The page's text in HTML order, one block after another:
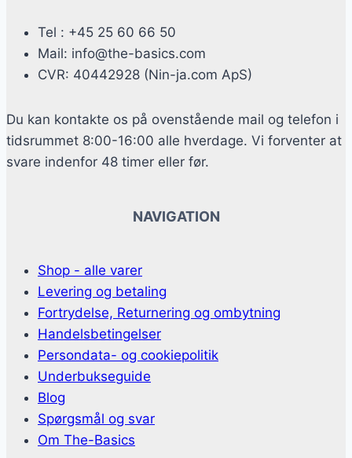
Tel : +45 25 60 66 50
Mail: info@the-basics.com
CVR: 40442928 (Nin-ja.com ApS)
Du kan kontakte os på ovenstående mail og telefon i
tidsrummet 8:00-16:00 alle hverdage. Vi forventer at
svare indenfor 48 timer eller før.
NAVIGATION
Shop - alle varer
Levering og betaling
Fortrydelse, Returnering og ombytning
Handelsbetingelser
Persondata- og cookiepolitik
Underbukseguide
Blog
Spørgsmål og svar
Om The-Basics